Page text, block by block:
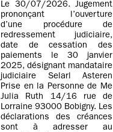
Le 30/07/2026. Jugement
prononçant l’ouverture
d’une procédure de
redressement judiciaire,
date de cessation des
paiements le 30 janvier
2025, désignant mandataire
judiciaire Selarl Asteren
Prise en la Personne de Me
Julia Ruth 14/16 rue de
Lorraine 93000 Bobigny. Les
déclarations des créances
sont à adresser au